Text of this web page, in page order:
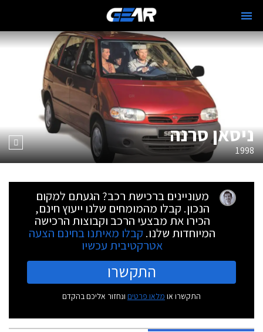
ניסאן סרנה
1998
מעוניינים ברכישת רכב? הגעתם למקום
הנכון. קבלו מהמומחים שלנו ייעוץ חינם,
הכירו את מבצעי הרכב וקבוצות הרכישה
המיוחדות שלנו. קבלו מאיתנו בחינם הצעה
אטרקטיבית עכשיו
התקשרו
התקשרו או מלאו פרטים ונחזור אליכם בהקדם